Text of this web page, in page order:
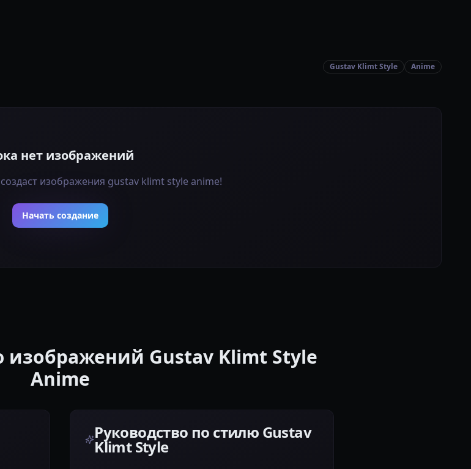
Gustav Klimt Style Anime
нет изображений
изображения gustav klimt style anime!
Начать создание
Gustav Klimt Style
Anime
Руководство по стилю Gustav
Klimt Style